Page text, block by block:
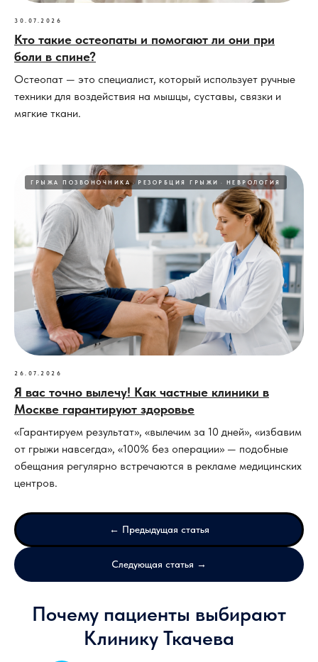
30.07.2026
Кто такие остеопаты и помогают ли они при
боли в спине?
Остеопат — это специалист, который использует ручные
техники для воздействия на мышцы, суставы, связки и
мягкие ткани.
ГРЫЖА ПОЗВОНОЧНИКА РЕЗОРБЦИЯ ГРЫЖИ НЕВРОЛОГИЯ
26.07.2026
Я вас точно вылечу! Как частные клиники в
Москве гарантируют здоровье
«Гарантируем результат», «вылечим за 10 дней», «избавим
от грыжи навсегда», «100% без операции» — подобные
обещания регулярно встречаются в рекламе медицинских
центров.
← Предыдущая статья
Следующая статья →
Почему пациенты выбирают
Клинику Ткачева